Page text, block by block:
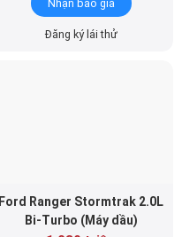
Nhận báo giá
Đăng ký lái thử
Ford Ranger Stormtrak 2.0L
Bi-Turbo (Máy dầu)